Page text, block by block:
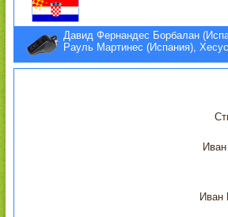
Давид Фернандес Борбалан
Рауль Мартинес (Испания),
Иван